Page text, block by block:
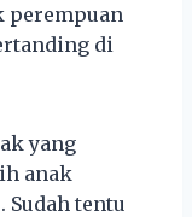
perempuan
di
yang
anak
tentu